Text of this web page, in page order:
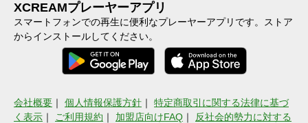
XCREAMプレーヤーアプリ
スマートフォンでの再生に便利なプレーヤーアプリです。ストア
からインストールしてください。
会社概要 ｜ 個人情報保護方針 ｜ 特定商取引に関する法律に基づ
く表示 ｜ ご利用規約 ｜ 加盟店向けFAQ ｜ 反社会的勢力に対する